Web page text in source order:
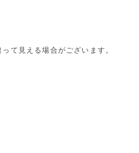
て見える場合がございます。